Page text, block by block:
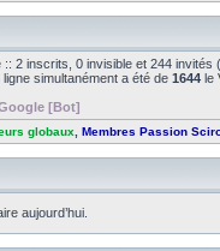
:: 2 inscrits, 0 invisible et 244
simultanément a été de 1644 le
[Bot]
globaux Membres Passion
aujourd’hui.